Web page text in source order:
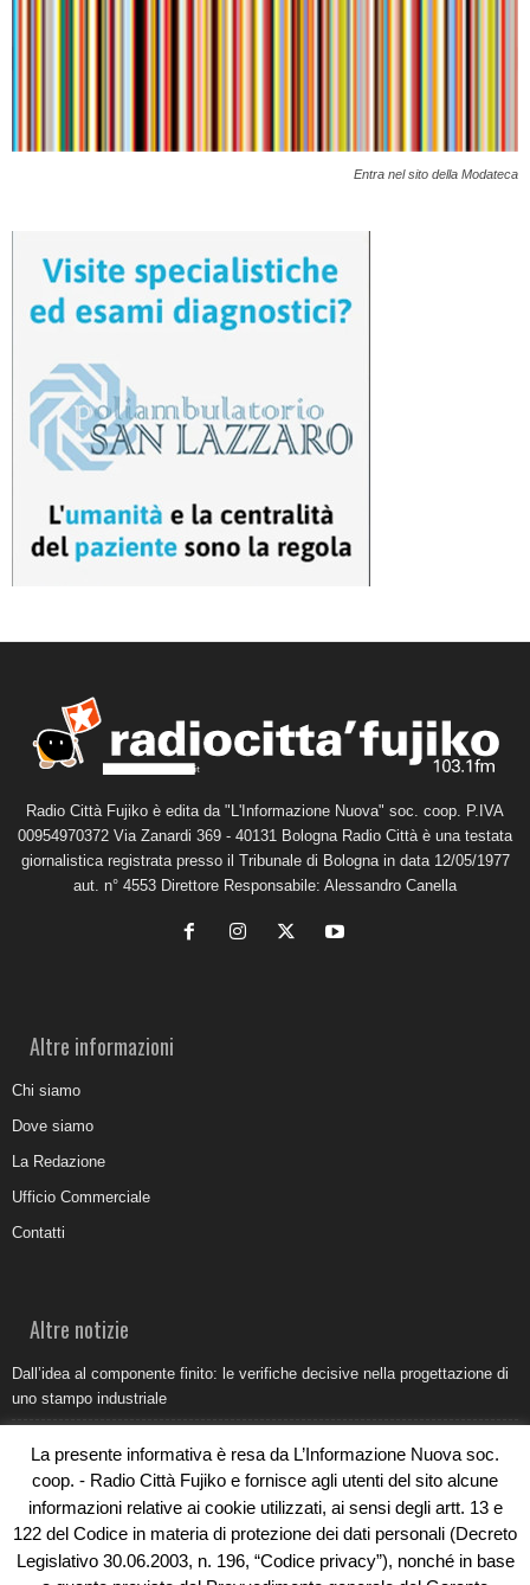
Entra nel sito della Modateca
Radio Città Fujiko è edita da "L'Informazione Nuova" soc. coop. P.IVA
00954970372 Via Zanardi 369 - 40131 Bologna Radio Città è una testata
giornalistica registrata presso il Tribunale di Bologna in data 12/05/1977
aut. n° 4553 Direttore Responsabile: Alessandro Canella
Altre informazioni
Chi siamo
Dove siamo
La Redazione
Ufficio Commerciale
Contatti
Altre notizie
Dall’idea al componente finito: le verifiche decisive nella progettazione di
uno stampo industriale
Come organizzare e allestire una camera ardente per l’ultimo saluto
Umidità di risalita in casa, come riconoscere i segnali veri
Torna il Sun Donato Festival 2026
La presente informativa è resa da L’Informazione Nuova soc.
coop. - Radio Città Fujiko e fornisce agli utenti del sito alcune
informazioni relative ai cookie utilizzati, ai sensi degli artt. 13 e
122 del Codice in materia di protezione dei dati personali (Decreto
Legislativo 30.06.2003, n. 196, “Codice privacy”), nonché in base